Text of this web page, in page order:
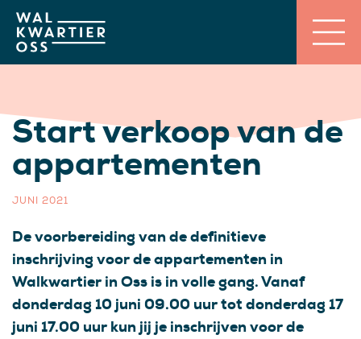
Start verkoop van de
appartementen
JUNI 2021
De voorbereiding van de definitieve
inschrijving voor de appartementen in
Walkwartier in Oss is in volle gang. Vanaf
donderdag 10 juni 09.00 uur tot donderdag 17
juni 17.00 uur kun jij je inschrijven voor de